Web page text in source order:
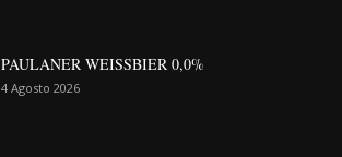
PAULANER WEISSBIER 0,0%
4 Agosto 2026